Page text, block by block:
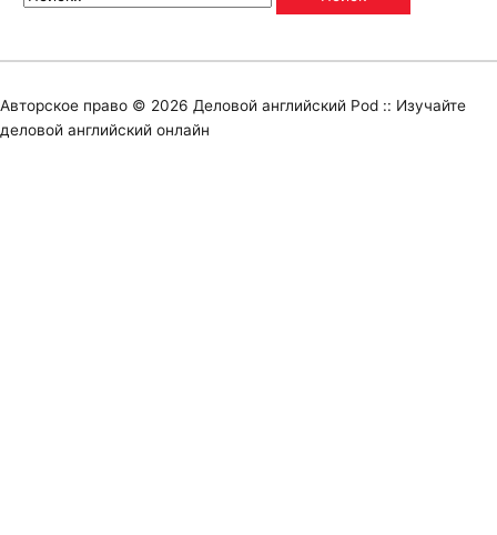
Авторское право © 2026 Деловой английский Pod :: Изучайте
деловой английский онлайн